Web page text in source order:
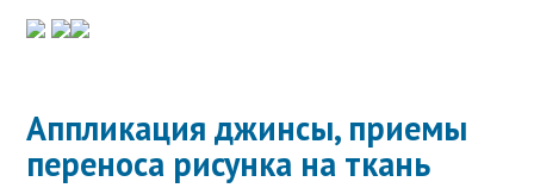
Аппликация джинсы, приемы
переноса рисунка на ткань